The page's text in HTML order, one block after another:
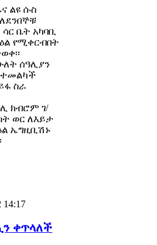
ልዩ ሱስ
ቤት አካባቢ
የሚቀርብበት
ሰዓሊያን
ስራ
ክብሮም ገ/
ወር ለእይታ
ኤግዚቢሽኑ
14:17
ቀጥላለች